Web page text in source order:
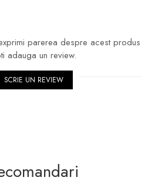
parerea despre acest produs
adauga un review.
SCRIE UN REVIEW